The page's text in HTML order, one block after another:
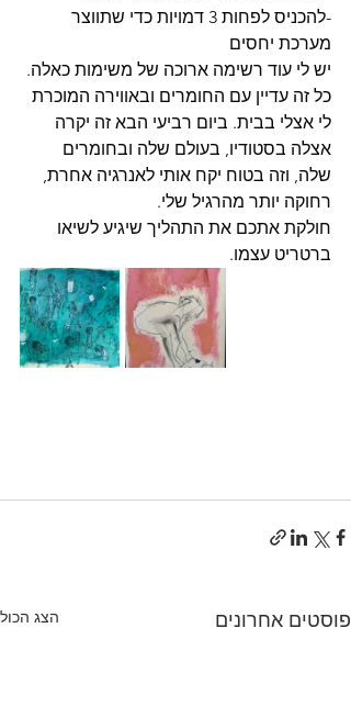
-להכניס לפחות 3 דמויות כדי שתווצר
מערכת יחסים
יש לי עוד רשימה ארוכה של משימות כאלה.
כל זה עדיין עם החומרים ובאווירה המוכרת
לי אצלי בבית. ביום רביעי הבא זה יקרה
אצלה בסטודיו, בעולם שלה ובחומרים
שלה, וזה בטוח יקח אותי לאנרגיה אחרת,
רחוקה יותר מהרגיל שלי.
חולקת אתכם את התהליך שיגיע לשיאו
ברטריט עצמו.
פוסטים אחרונים הצג הכול